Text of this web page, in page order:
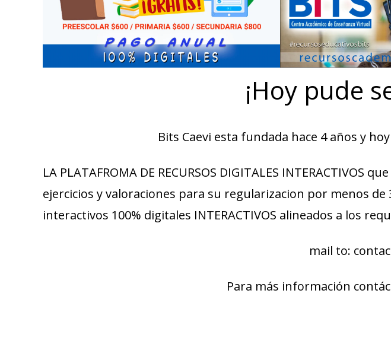
¡Hoy pude
Bits Caevi esta fundada hace 4 años y hoy
LA PLATAFROMA DE RECURSOS DIGITALES
ejercicios y valoraciones para su regularizacion por menos
interactivos 100% digitales INTERACTIVOS alineados a los
mail to:
Para más información